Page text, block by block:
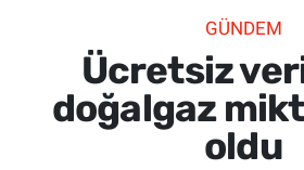
GÜNDEM
Ücretsiz
doğalgaz
oldu
SPOR